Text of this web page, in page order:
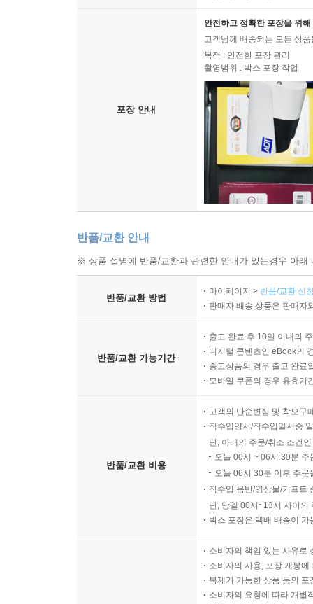
포장 안내
안전하고 정확한 포장을 위
고객님께 배송되는 모든 상
목적 : 안전한 포장 관리
촬영범위 : 박스 포장 작업
반품/교환 안내
※ 상품 설명에 반품/교환과 관련한 안내가 있는경우 아
반품/교환 방법
마이페이지 > 반품/교환 신
판매자 배송 상품은 판매자
반품/교환 가능기간
출고 완료 후 10일 이내의
디지털 콘텐츠인 eBook의
중고상품의 경우 출고 완료
모바일 쿠폰의 경우 유효기
반품/교환 비용
고객의 단순변심 및 착오구
직수입양서/직수입일서중
단, 아래의 주문/취소 조건
오늘 00시 ~ 06시 30분
오늘 06시 30분 이후 주
직수입 음반/영상물/기프트
단, 당일 00시~13시 사이의
박스 포장은 택배 배송이
소비자의 책임 있는 사유로
소비자의 사용, 포장 개봉
복제가 가능한 상품 등의
소비자의 요청에 따라 개별